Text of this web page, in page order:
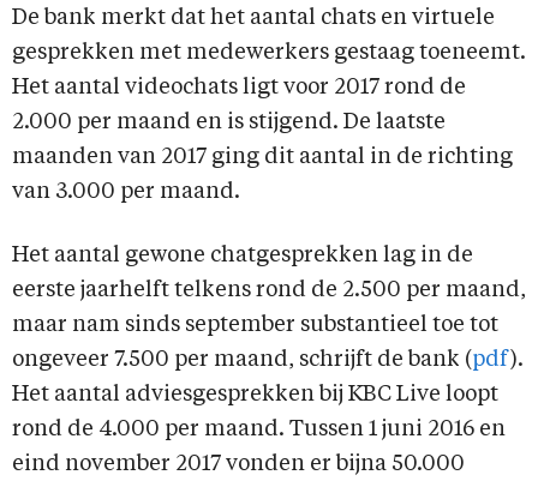
De bank merkt dat het aantal chats en virtuele
gesprekken met medewerkers gestaag toeneemt.
Het aantal videochats ligt voor 2017 rond de
2.000 per maand en is stijgend. De laatste
maanden van 2017 ging dit aantal in de richting
van 3.000 per maand.
Het aantal gewone chatgesprekken lag in de
eerste jaarhelft telkens rond de 2.500 per maand,
maar nam sinds september substantieel toe tot
ongeveer 7.500 per maand, schrijft de bank (pdf ).
Het aantal adviesgesprekken bij KBC Live loopt
rond de 4.000 per maand. Tussen 1 juni 2016 en
eind november 2017 vonden er bijna 50.000